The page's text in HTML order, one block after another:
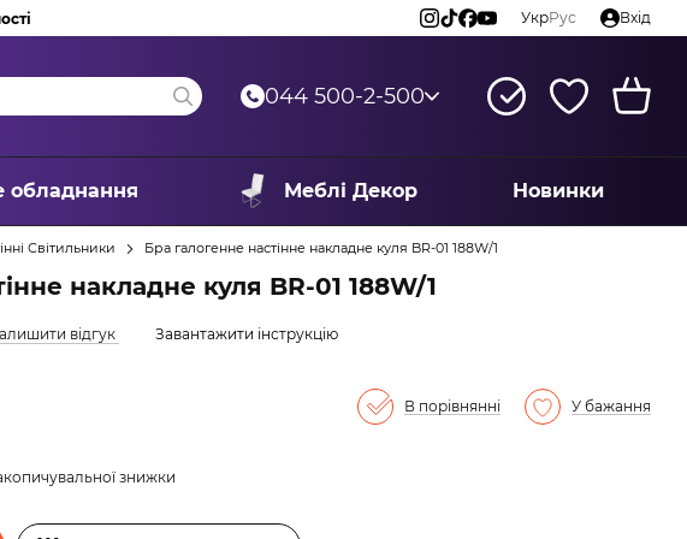
УкрРус Вхід
044 500-2-500
обладнання Меблі Декор Новинки
Світильники Бра галогенне настінне накладне куля BR-01 188W/1
накладне куля BR-01 188W/1
відгук Завантажити інструкцію
В порівнянні У бажання
знижки